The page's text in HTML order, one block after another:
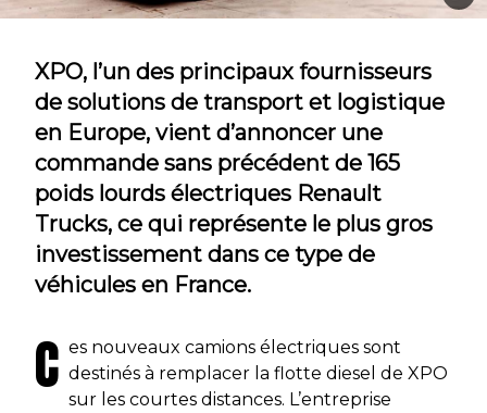
XPO, l’un des principaux fournisseurs
de solutions de transport et logistique
en Europe, vient d’annoncer une
commande sans précédent de 165
poids lourds électriques Renault
Trucks, ce qui représente le plus gros
investissement dans ce type de
véhicules en France.
C es nouveaux camions électriques sont
destinés à remplacer la flotte diesel de XPO
sur les courtes distances. L’entreprise